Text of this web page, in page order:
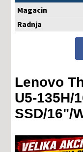
Magacin
Radnja
Lenovo
U5-135H/
SSD/16"/